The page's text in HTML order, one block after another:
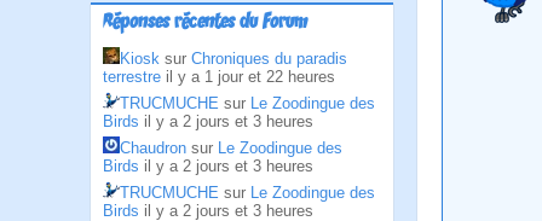
Réponses récentes du Forum
Kiosk sur Chroniques du paradis
terrestre il y a 1 jour et 22 heures
TRUCMUCHE sur Le Zoodingue des
Birds il y a 2 jours et 3 heures
Chaudron sur Le Zoodingue des
Birds il y a 2 jours et 3 heures
TRUCMUCHE sur Le Zoodingue des
Birds il y a 2 jours et 3 heures